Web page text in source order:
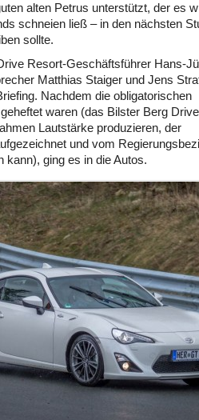
alten Petrus unterstützt, der es
schneien ließ – in den nächsten
sollte.
Resort-Geschäftsführer Hans-
Matthias Staiger und Jens
Nachdem die obligatorischen
waren (das Bilster Berg
Lautstärke produzieren, der
und vom
kann), ging es in die Autos.